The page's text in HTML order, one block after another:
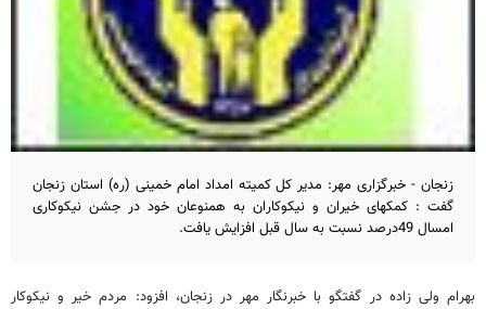
زنجان - خبرگزاری مهر: مدیر کل کمیته امداد امام خمینی (ره) استان زنجان
گفت : کمکهای خیران و نیکوکاران به همنوعان خود در جشن نیکوکاری
امسال 49درصد نسبت به سال قبل افزایش یافت.
بهرام ولی زاده در گفتگو با خبرنگار مهر در زنجان، افزود: مردم خیر و نیکوکار